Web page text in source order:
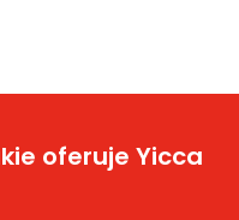
oferuje Yicca